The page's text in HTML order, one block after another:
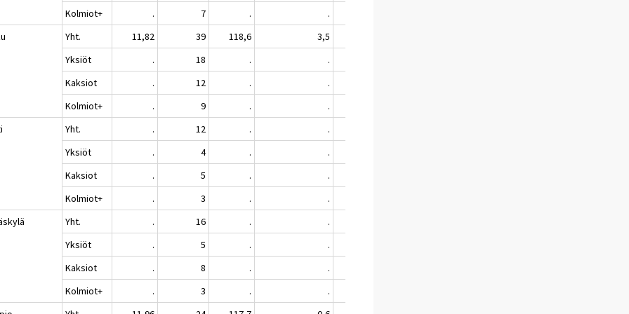
Kolmiot+
. 7 . .
Yht. 11,82 39 118,6 3,5
Yksiöt
. 18 . .
Kaksiot
. 12 . .
Kolmiot+
. 9 . .
Yht. . 12 . .
Yksiöt
. 4 . .
Kaksiot
. 5 . .
Kolmiot+
. 3 . .
Yht. . 16 . .
Yksiöt
. 5 . .
Kaksiot
. 8 . .
Kolmiot+
. 3 . .